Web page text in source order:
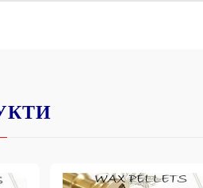
и крафт картони / хартии
и фигурален паус